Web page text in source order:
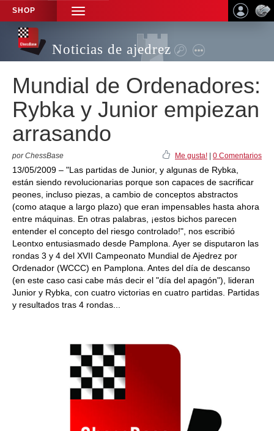
SHOP
TOGGLE
NAVIGATION
Noticias de ajedrez
Mundial de Ordenadores:
Rybka y Junior empiezan
arrasando
por ChessBase Me gusta! 0 Comentarios
13/05/2009 – "Las partidas de Junior, y algunas de Rybka,
están siendo revolucionarias porque son capaces de sacrificar
peones, incluso piezas, a cambio de conceptos abstractos
(como ataque a largo plazo) que eran impensables hasta ahora
entre máquinas. En otras palabras, ¡estos bichos parecen
entender el concepto del riesgo controlado!", nos escribió
Leontxo entusiasmado desde Pamplona. Ayer se disputaron las
rondas 3 y 4 del XVII Campeonato Mundial de Ajedrez por
Ordenador (WCCC) en Pamplona. Antes del día de descanso
(en este caso casi cabe más decir el "día del apagón"), lideran
Junior y Rybka, con cuatro victorias en cuatro partidas. Partidas
y resultados tras 4 rondas...